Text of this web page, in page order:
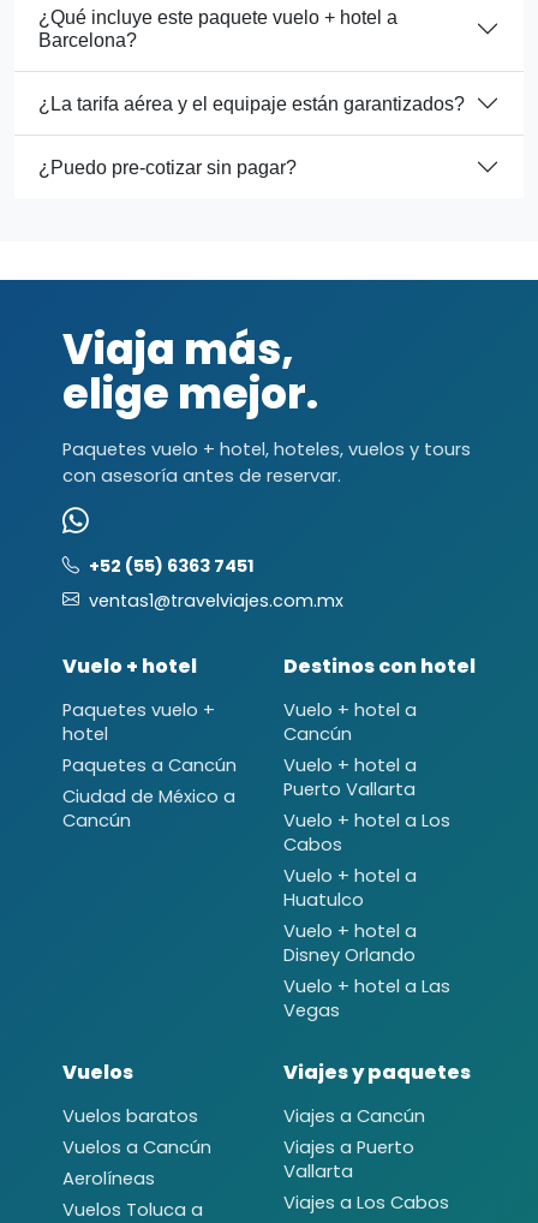
¿Qué incluye este paquete vuelo + hotel a
Barcelona?
¿La tarifa aérea y el equipaje están garantizados?
¿Puedo pre-cotizar sin pagar?
Viaja más,
elige mejor.
Paquetes vuelo + hotel, hoteles, vuelos y tours
con asesoría antes de reservar.
+52 (55) 6363 7451
ventas1@travelviajes.com.mx
Vuelo + hotel
Paquetes vuelo +
hotel
Paquetes a Cancún
Ciudad de México a
Cancún
Destinos con hotel
Vuelo + hotel a
Cancún
Vuelo + hotel a
Puerto Vallarta
Vuelo + hotel a Los
Cabos
Vuelo + hotel a
Huatulco
Vuelo + hotel a
Disney Orlando
Vuelo + hotel a Las
Vegas
Vuelos
Vuelos baratos
Vuelos a Cancún
Aerolíneas
Vuelos Toluca a
Viajes y paquetes
Viajes a Cancún
Viajes a Puerto
Vallarta
Viajes a Los Cabos